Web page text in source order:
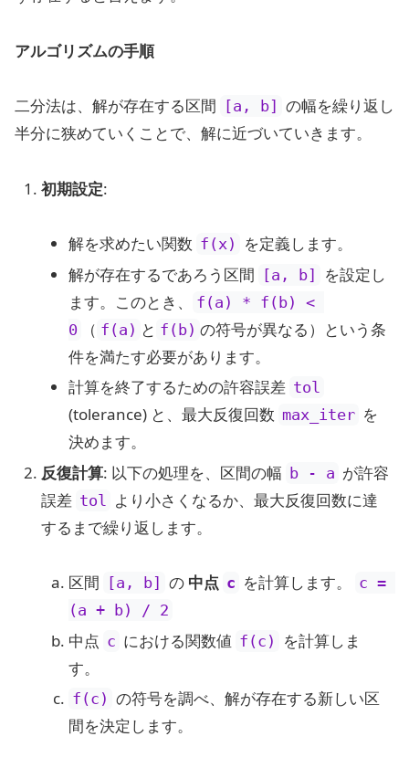
アルゴリズムの手順
二分法は、解が存在する区間 [a, b]
の幅を繰り返し
半分に狭めていくことで、解に近づいていきます。
初期設定:
解を求めたい関数 f(x)
を定義します。
解が存在するであろう区間 [a, b]
を設定し
ます。このとき、
f(a) * f(b) <
0
（ f(a) と f(b) の符号が異なる）という条
件を満たす必要があります。
計算を終了するための許容誤差 tol
(tolerance) と、最大反復回数 max_iter を
決めます。
反復計算: 以下の処理を、区間の幅 b - a が許容
誤差 tol
より小さくなるか、最大反復回数に達
するまで繰り返します。
区間 [a, b] の 中点 c を計算します。
c =
(a + b) / 2
中点 c における関数値 f(c)
を計算しま
す。
f(c) の符号を調べ、解が存在する新しい区
間を決定します。